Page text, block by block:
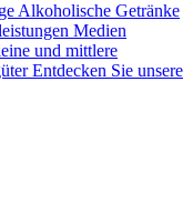
Alkoholische Getränke
Medien
und mittlere
Entdecken Sie unsere